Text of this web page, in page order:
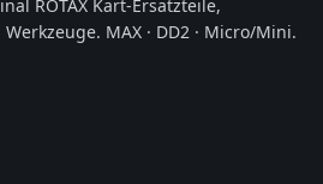
ROTAX Kart-Ersatzteile,
MAX · DD2 · Micro/Mini.